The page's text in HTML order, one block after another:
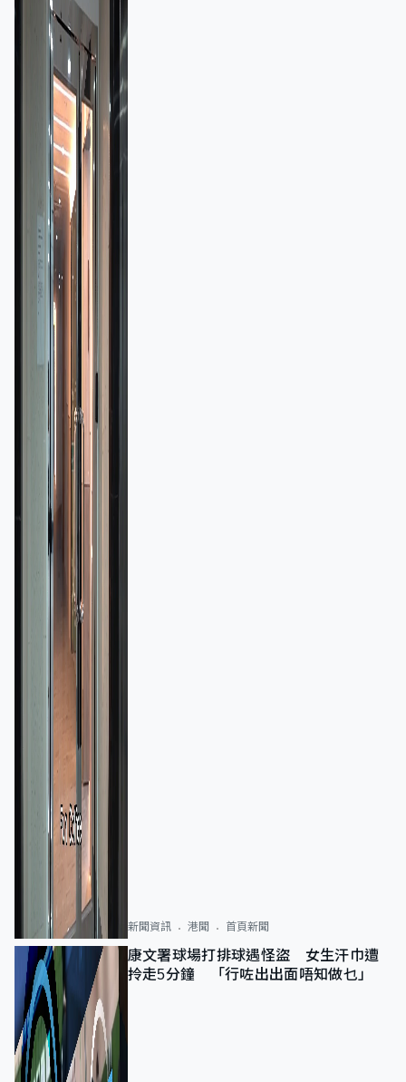
新聞資訊 港聞 首頁新聞
康文署球場打排球遇怪盜 女生汗巾遭
拎走5分鐘 「行咗出出面唔知做乜」